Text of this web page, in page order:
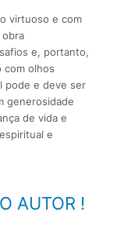
virtuoso e com
e, portanto,
com olhos
pode e deve ser
generosidade
de vida e
e
AUTOR !